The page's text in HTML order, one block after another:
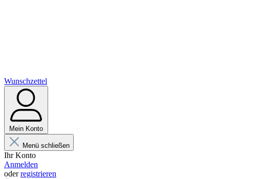
Wunschzettel
Mein Konto
Menü schließen
Ihr Konto
Anmelden
oderregistrieren